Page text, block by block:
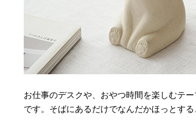
お仕事のデスクや、おやつ時間を楽しむテ
です。そばにあるだけでなんだかほっとす